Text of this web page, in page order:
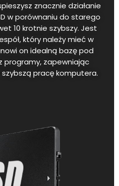
znacznie działanie
w porównaniu do starego
10 krotnie szybszy. Jest
który należy mieć w
on idealną bazę pod
programy, zapewniając
pracę komputera.